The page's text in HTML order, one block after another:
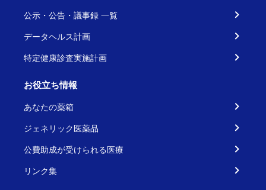
公示・公告・議事録 一覧
データヘルス計画
特定健康診査実施計画
お役立ち情報
あなたの薬箱
ジェネリック医薬品
公費助成が受けられる医療
リンク集